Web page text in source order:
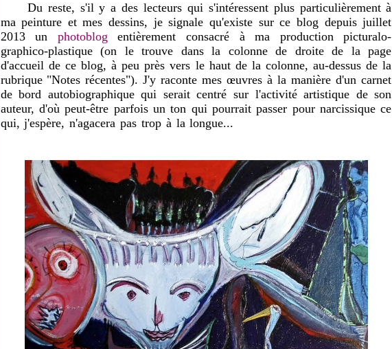
Du reste, s'il y a des lecteurs qui s'intéressent plus particulièrement à
ma peinture et mes dessins, je signale qu'existe sur ce blog depuis juillet
2013 un photoblog entièrement consacré à ma production picturalo-
graphico-plastique (on le trouve dans la colonne de droite de la page
d'accueil de ce blog, à peu près vers le haut de la colonne, au-dessus de la
rubrique "Notes récentes"). J'y raconte mes œuvres à la manière d'un carnet
de bord autobiographique qui serait centré sur l'activité artistique de son
auteur, d'où peut-être parfois un ton qui pourrait passer pour narcissique ce
qui, j'espère, n'agacera pas trop à la longue...